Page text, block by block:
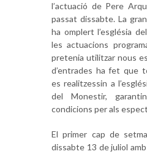
l’actuació de Pere
passat dissabte. La
ha omplert l’església
les actuacions
pretenia utilitzar nous
d’entrades ha fet que
es realitzessin a
del Monestir,
condicions per als
El primer cap de
dissabte 13 de juliol